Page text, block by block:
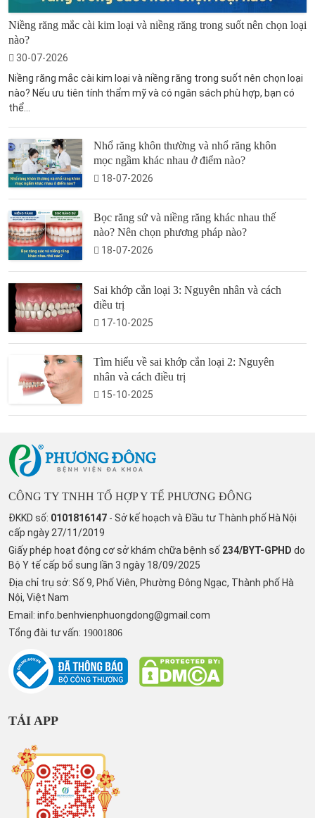
Niềng răng mắc cài kim loại và niềng răng trong suốt nên chọn loại
nào?
30-07-2026
Niềng răng mắc cài kim loại và niềng răng trong suốt nên chọn loại
nào? Nếu ưu tiên tính thẩm mỹ và có ngân sách phù hợp, bạn có
thể...
Nhổ răng khôn thường và nhổ răng khôn
mọc ngầm khác nhau ở điểm nào?
18-07-2026
Bọc răng sứ và niềng răng khác nhau thế
nào? Nên chọn phương pháp nào?
18-07-2026
Sai khớp cắn loại 3: Nguyên nhân và cách
điều trị
17-10-2025
Tìm hiểu về sai khớp cắn loại 2: Nguyên
nhân và cách điều trị
15-10-2025
CÔNG TY TNHH TỔ HỢP Y TẾ PHƯƠNG ĐÔNG
ĐKKD số: 0101816147 - Sở kế hoạch và Đầu tư Thành phố Hà Nội
cấp ngày 27/11/2019
Giấy phép hoạt động cơ sở khám chữa bệnh số 234/BYT-GPHD do
Bộ Y tế cấp bổ sung lần 3 ngày 18/09/2025
Địa chỉ trụ sở: Số 9, Phố Viên, Phường Đông Ngạc, Thành phố Hà
Nội, Việt Nam
Email: info.benhvienphuongdong@gmail.com
Tổng đài tư vấn: 19001806
TẢI APP